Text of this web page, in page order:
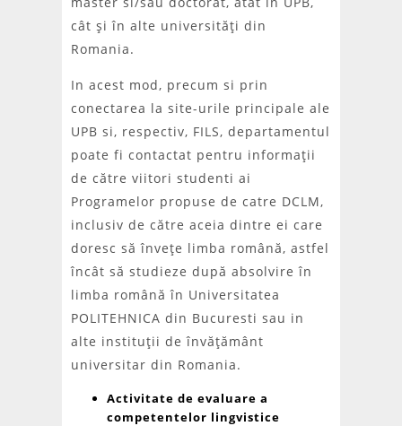
cât şi în alte universităţi din
Romania.
In acest mod, precum si prin
conectarea la site-urile principale ale
UPB si, respectiv, FILS, departamentul
poate fi contactat pentru informaţii
de către viitori studenti ai
Programelor propuse de catre DCLM,
inclusiv de către aceia dintre ei care
doresc să înveţe limba română, astfel
încât să studieze după absolvire în
limba română în Universitatea
POLITEHNICA din Bucuresti sau in
alte instituţii de învăţământ
universitar din Romania.
Activitate de evaluare a
competentelor lingvistice